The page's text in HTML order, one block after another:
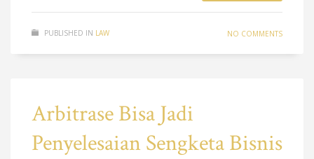
PUBLISHED IN LAW NO COMMENTS
Arbitrase Bisa Jadi
Penyelesaian Sengketa Bisnis